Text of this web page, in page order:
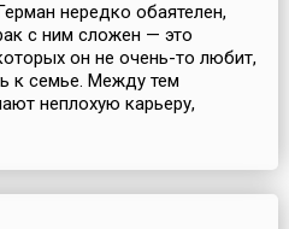
нередко обаятелен,
с ним сложен — это
он не очень-то любит,
к семье. Между тем
неплохую карьеру,